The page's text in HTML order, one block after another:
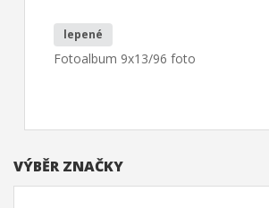
VÝBĚR ZNAČKY
lepené
Fotoalbum 9x13/96 foto